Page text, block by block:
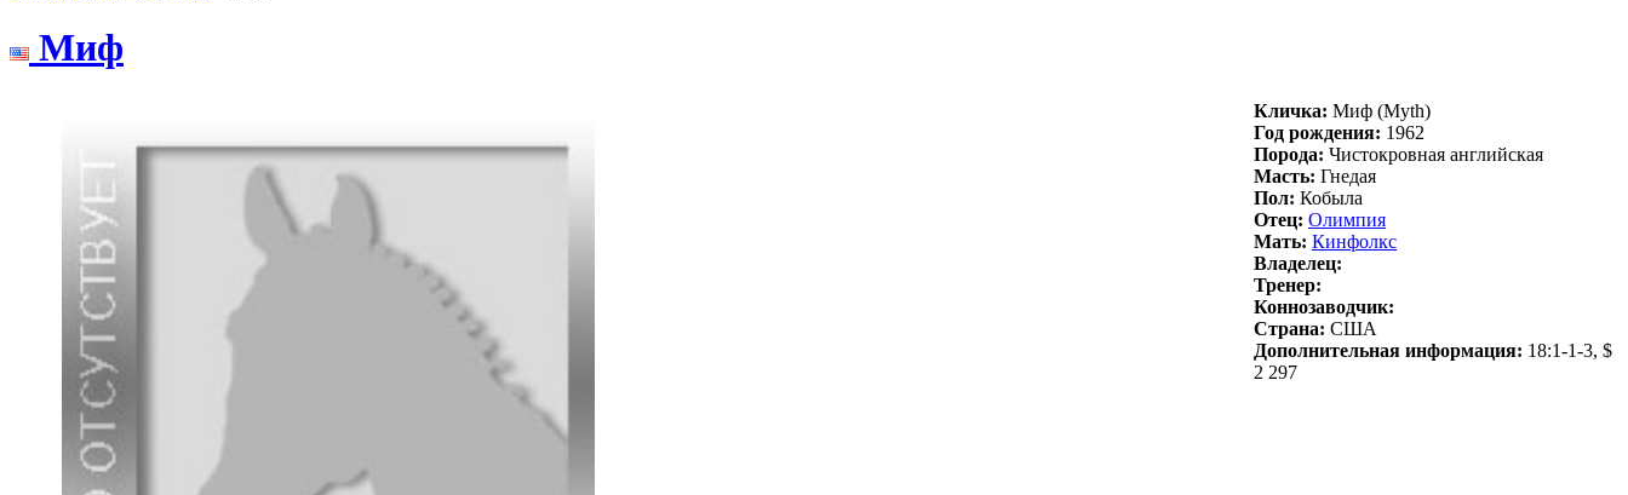
Миф
Кличка: Миф (Myth)
Год рождения: 1962
Порода: Чистокровная английская
Масть: Гнедая
Пол: Кобыла
Отец: Oлимпия
Мать: Кинфoлкc
Владелец:
Тренер:
Коннозаводчик:
Страна: США
Дополнительная информация: 18:1-1-3, $
2 297